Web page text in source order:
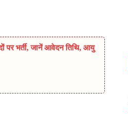
भर्ती, जानें आवेदन तिथि, आयु